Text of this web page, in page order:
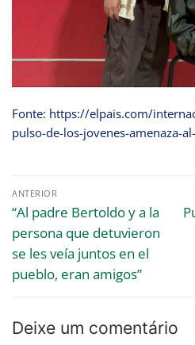
Fonte: https://elpais.com/
pulso-de-los-jovenes-amenaza-
ANTERIOR
“Al padre Bertoldo y a la
persona que detuvieron
se les veía juntos en el
pueblo, eran amigos”
Deixe um comentário